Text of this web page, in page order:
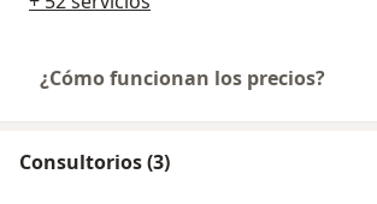
¿Cómo funcionan los precios?
Consultorios (3)